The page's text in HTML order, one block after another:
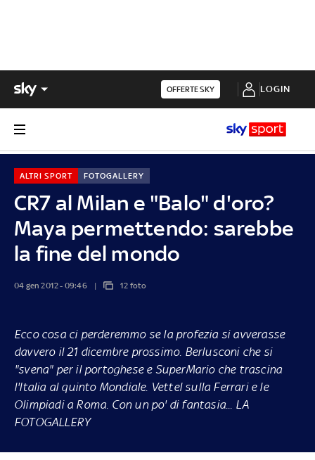
OFFERTE SKY LOGIN
CR7 al Milan e "Balo" d'oro?
Maya permettendo: sarebbe
la fine del mondo
ALTRI SPORT FOTOGALLERY
04 gen 2012 - 09:46 12 foto
Ecco cosa ci perderemmo se la profezia si avverasse
davvero il 21 dicembre prossimo. Berlusconi che si
"svena" per il portoghese e SuperMario che trascina
l'Italia al quinto Mondiale. Vettel sulla Ferrari e le
Olimpiadi a Roma. Con un po' di fantasia... LA
FOTOGALLERY